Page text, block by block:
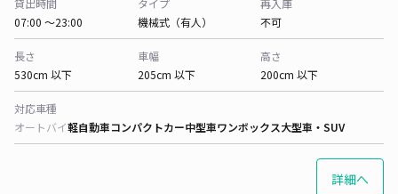
貸出時間
07:00 〜23:00
タイプ
機械式（有人）
再入庫
不可
長さ
530cm 以下
車幅
205cm 以下
高さ
200cm 以下
対応車種
オートバイ軽自動車コンパクトカー中型車ワンボックス大型車・SUV
詳細へ